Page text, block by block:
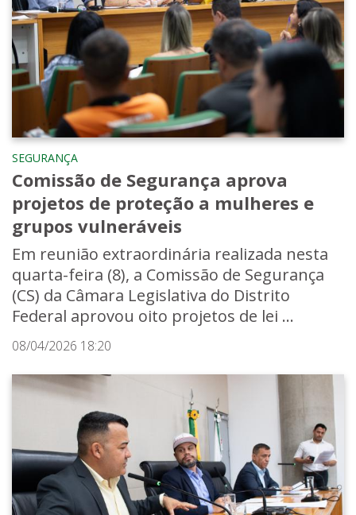
SEGURANÇA
Comissão de Segurança aprova
projetos de proteção a mulheres e
grupos vulneráveis
Em reunião extraordinária realizada nesta
quarta-feira (8), a Comissão de Segurança
(CS) da Câmara Legislativa do Distrito
Federal aprovou oito projetos de lei ...
08/04/2026 18:20